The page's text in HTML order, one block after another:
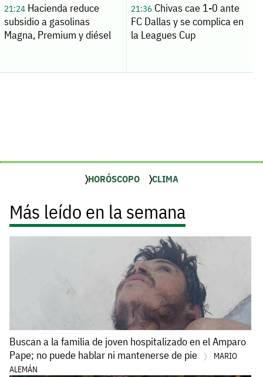
21:24Hacienda reduce
subsidio a gasolinas
Magna, Premium y diésel
21:36Chivas cae 1-0 ante
FC Dallas y se complica en
la Leagues Cup
HORÓSCOPO CLIMA
Más leído en la semana
Buscan a la familia de joven hospitalizado en el Amparo
Pape; no puede hablar ni mantenerse de pie
MARIO
ALEMÁN